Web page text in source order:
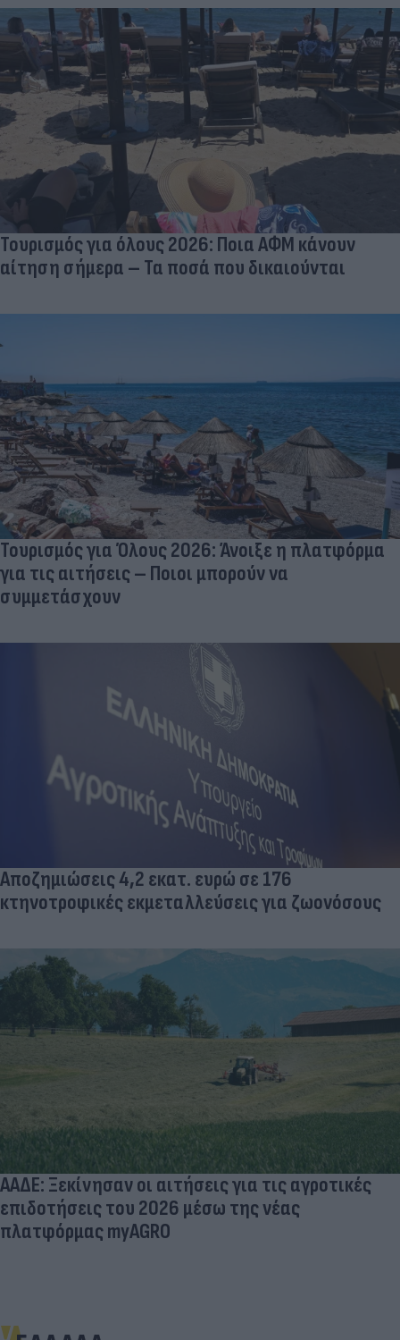
Τουρισμός για όλους 2026: Ποια ΑΦΜ κάνουν
αίτηση σήμερα – Τα ποσά που δικαιούνται
Τουρισμός για Όλους 2026: Άνοιξε η πλατφόρμα
για τις αιτήσεις – Ποιοι μπορούν να
συμμετάσχουν
Αποζημιώσεις 4,2 εκατ. ευρώ σε 176
κτηνοτροφικές εκμεταλλεύσεις για ζωονόσους
ΑΑΔΕ: Ξεκίνησαν οι αιτήσεις για τις αγροτικές
επιδοτήσεις του 2026 μέσω της νέας
πλατφόρμας myAGRO